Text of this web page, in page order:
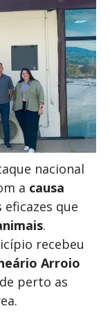
nacional
a causa
que
.
recebeu
Arroio
perto as